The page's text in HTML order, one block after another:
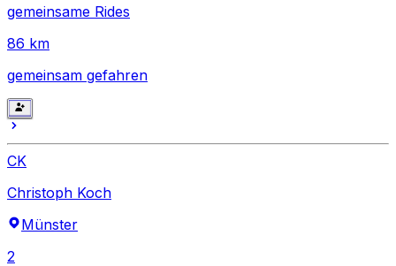
gemeinsame Rides
86 km
gemeinsam gefahren
CK
Christoph Koch
Münster
2